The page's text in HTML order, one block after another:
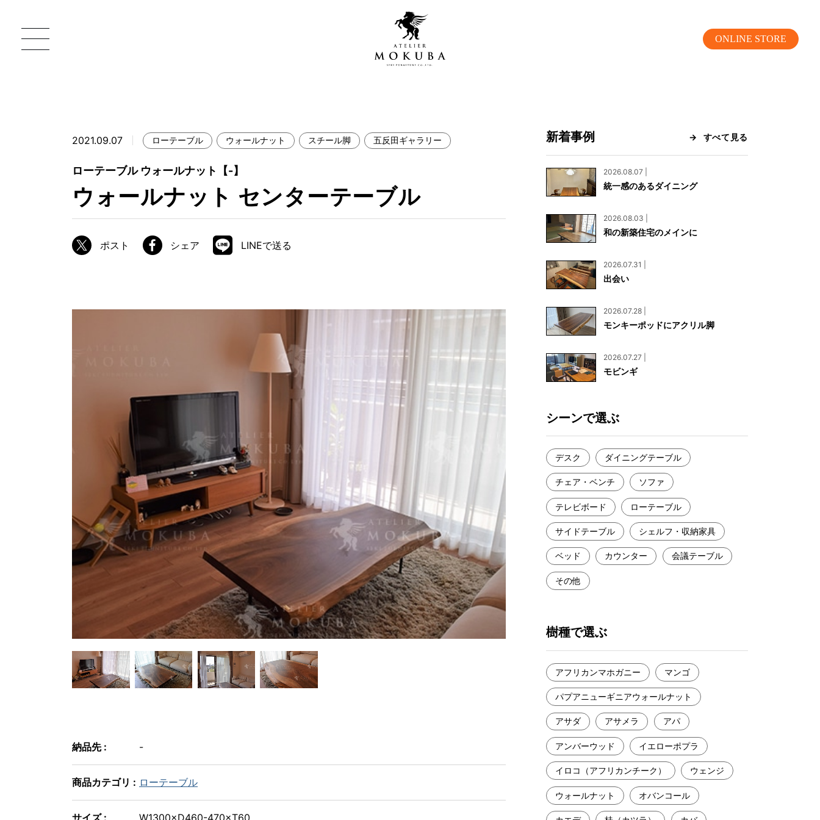
ONLINE STORE
一枚板 ATELIER MOKUBA HOME
MOKUBA について
職人の技能・技巧
直営店
新宿ギャラリー
レジンギャラリー
【アウトレット取扱店】
アウトレット神戸店
大川ギャラリー【本店】
天神ギャラリー
公式オンラインストア
WEBカタログ
全商品一覧
納品事例（店舗・オフィス）
EVENT
BLOG
よくあるご質問
お問い合わせ
資料請求
工務店様・設計会社様向けお問い合わせ
一枚板買い取りに関して
2021.09.07 ローテーブル ウォールナット スチール脚 五反田ギャラリー
ウォールナット センターテーブル
ローテーブル ウォールナット【-】
ポスト シェア LINEで送る
納品先 : -
商品カテゴリ : ローテーブル
新着事例 すべて見る
2026.08.07 |
統一感のあるダイニング
2026.08.03 |
和の新築住宅のメインに
2026.07.31 |
出会い
2026.07.28 |
モンキーポッドにアクリル脚
2026.07.27 |
モビンギ
シーンで選ぶ
デスク ダイニングテーブル
チェア・ベンチ ソファ
テレビボード ローテーブル
サイドテーブル シェルフ・収納家具
ベッド カウンター 会議テーブル
その他
樹種で選ぶ
アフリカンマホガニー マンゴ
パプアニューギニアウォールナット
アサダ アサメラ アパ
アンバーウッド イエローポプラ
イロコ（アフリカンチーク） ウェンジ
ウォールナット オバンコール